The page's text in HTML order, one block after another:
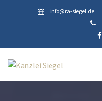
info@ra-siegel.de